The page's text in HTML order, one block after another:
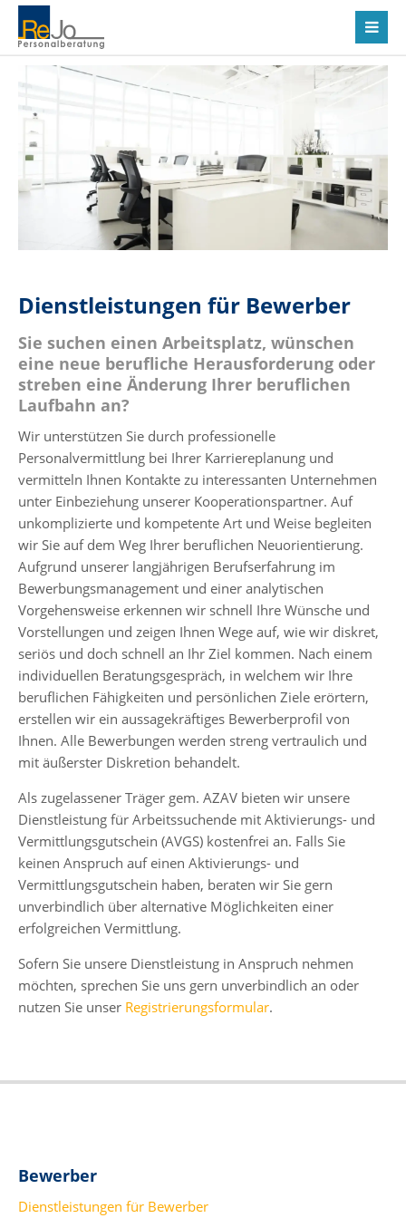
Dienstleistungen für Bewerber
Sie suchen einen Arbeitsplatz, wünschen
eine neue berufliche Herausforderung oder
streben eine Änderung Ihrer beruflichen
Laufbahn an?
Wir unterstützen Sie durch professionelle
Personalvermittlung bei Ihrer Karriereplanung und
vermitteln Ihnen Kontakte zu interessanten Unternehmen
unter Einbeziehung unserer Kooperationspartner. Auf
unkomplizierte und kompetente Art und Weise begleiten
wir Sie auf dem Weg Ihrer beruflichen Neuorientierung.
Aufgrund unserer langjährigen Berufserfahrung im
Bewerbungsmanagement und einer analytischen
Vorgehensweise erkennen wir schnell Ihre Wünsche und
Vorstellungen und zeigen Ihnen Wege auf, wie wir diskret,
seriös und doch schnell an Ihr Ziel kommen. Nach einem
individuellen Beratungsgespräch, in welchem wir Ihre
beruflichen Fähigkeiten und persönlichen Ziele erörtern,
erstellen wir ein aussagekräftiges Bewerberprofil von
Ihnen. Alle Bewerbungen werden streng vertraulich und
mit äußerster Diskretion behandelt.
Als zugelassener Träger gem. AZAV bieten wir unsere
Dienstleistung für Arbeitssuchende mit Aktivierungs- und
Vermittlungsgutschein (AVGS) kostenfrei an. Falls Sie
keinen Anspruch auf einen Aktivierungs- und
Vermittlungsgutschein haben, beraten wir Sie gern
unverbindlich über alternative Möglichkeiten einer
erfolgreichen Vermittlung.
Sofern Sie unsere Dienstleistung in Anspruch nehmen
möchten, sprechen Sie uns gern unverbindlich an oder
nutzen Sie unser Registrierungsformular.
Bewerber
Dienstleistungen für Bewerber